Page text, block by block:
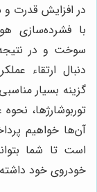
در افزایش قدرت
با فشرده‌سازی
سوخت و در نتیجه
دنبال ارتقاء
گزینه بسیار
توربوشارژها،
آن‌ها خواهیم
است تا شما
خودروی خود